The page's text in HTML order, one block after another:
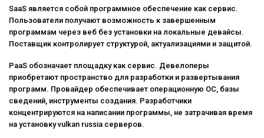
SaaS является собой программное обеспечение как сервис.
Пользователи получают возможность к завершенным
программам через веб без установки на локальные девайсы.
Поставщик контролирует структурой, актуализациями и защитой.
PaaS обозначает площадку как сервис. Девелоперы
приобретают пространство для разработки и развертывания
программ. Провайдер обеспечивает операционную ОС, базы
сведений, инструменты создания. Разработчики
концентрируются на написании программы, не затрачивая время
на установкуvulkan russia серверов.